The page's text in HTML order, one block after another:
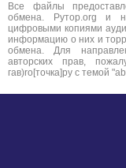
Все файлы
обмена. Рутор.org и
цифровыми копиями
информацию о них и
обмена. Для
авторских прав,
гав)ro[точка]ру с темой